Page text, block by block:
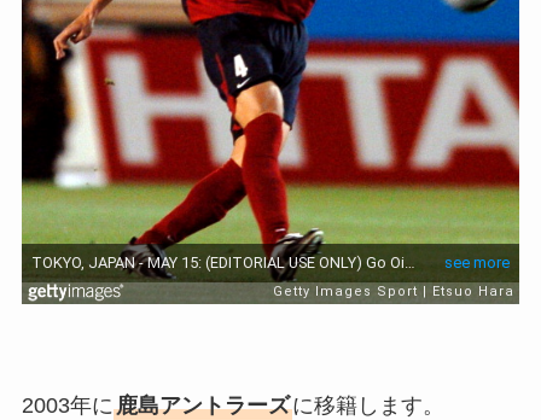
2003年に鹿島アントラーズに移籍します。